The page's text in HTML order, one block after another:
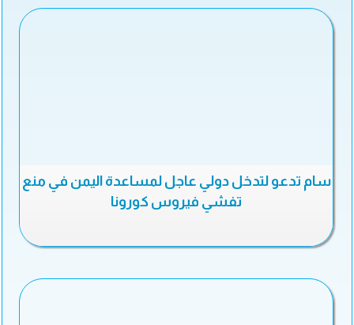
سام تدعو لتدخل دولي عاجل لمساعدة اليمن في منع
تفشي فيروس كورونا